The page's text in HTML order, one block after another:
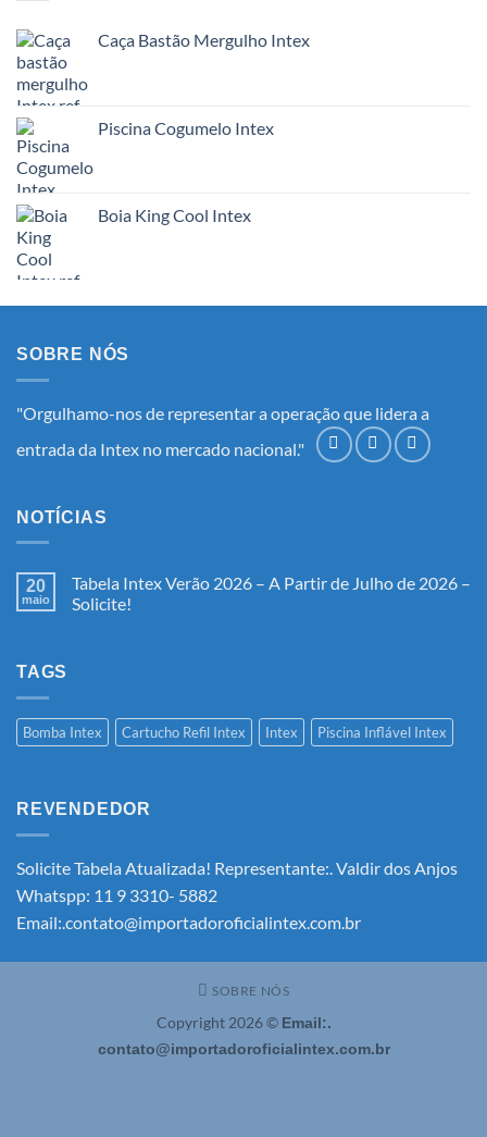
Caça Bastão Mergulho Intex
Piscina Cogumelo Intex
Boia King Cool Intex
SOBRE NÓS
"Orgulhamo-nos de representar a operação que lidera a
entrada da Intex no mercado nacional."
NOTÍCIAS
20
maio
Tabela Intex Verão 2026 – A Partir de Julho de 2026 –
Solicite!
–
A
2026
TAGS
Bomba Intex Cartucho Refil Intex Intex Piscina Inflável Intex
REVENDEDOR
Solicite Tabela Atualizada! Representante:. Valdir dos Anjos
Whatspp: 11 9 3310- 5882
Email:.contato@importadoroficialintex.com.br
SOBRE NÓS
Copyright 2026 © Email:.
contato@importadoroficialintex.com.br